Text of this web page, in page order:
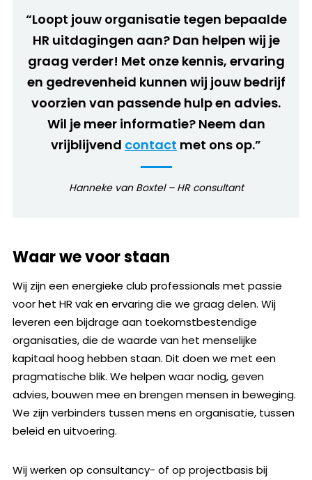
“Loopt jouw organisatie tegen bepaalde
HR uitdagingen aan? Dan helpen wij je
graag verder! Met onze kennis, ervaring
en gedrevenheid kunnen wij jouw bedrijf
voorzien van passende hulp en advies.
Wil je meer informatie? Neem dan
vrijblijvend contact met ons op.”
Hanneke van Boxtel – HR consultant
Waar we voor staan
Wij zijn een energieke club professionals met passie
voor het HR vak en ervaring die we graag delen. Wij
leveren een bijdrage aan toekomstbestendige
organisaties, die de waarde van het menselijke
kapitaal hoog hebben staan. Dit doen we met een
pragmatische blik. We helpen waar nodig, geven
advies, bouwen mee en brengen mensen in beweging.
We zijn verbinders tussen mens en organisatie, tussen
beleid en uitvoering.
Wij werken op consultancy- of op projectbasis bij